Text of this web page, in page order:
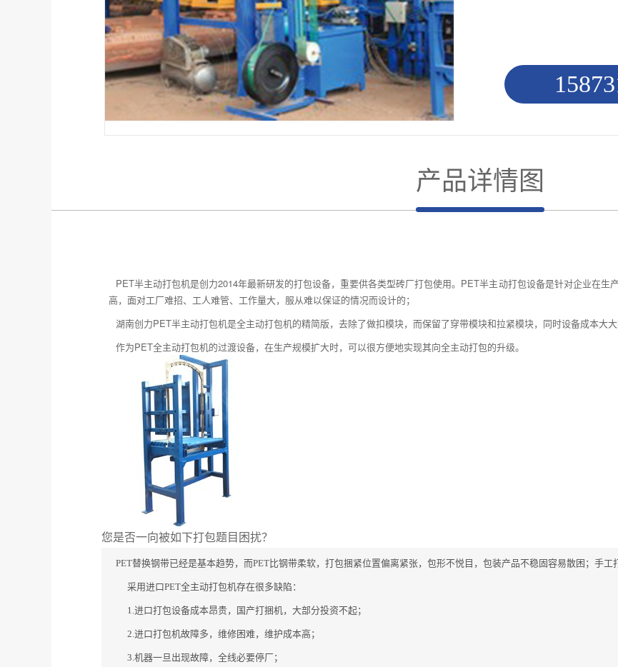
产品详情图
PET半主动打包机是创力2014年最新研发的打包设备，重要供各类型砖厂打包使用。PET半主动打包设备是针对企业在
高，面对工厂难招、工人难管、工作量大，服从难以保证的情况而设计的；
湖南创力PET半主动打包机是全主动打包机的精简版，去除了做扣模块，而保留了穿带模块和拉紧模块，同时设备成本大大
作为PET全主动打包机的过渡设备，在生产规模扩大时，可以很方便地实现其向全主动打包的升级。
您是否一向被如下打包题目困扰？
PET替换钢带已经是基本趋势，而PET比钢带柔软，打包捆紧位置偏离紧张，包形不悦目，包装产品不稳固容易散困；手工
采用进口PET全主动打包机存在很多缺陷：
1.进口打包设备成本昂贵，国产打捆机，大部分投资不起；
2.进口打包机故障多，维修困难，维护成本高；
3.机器一旦出现故障，全线必要停厂；